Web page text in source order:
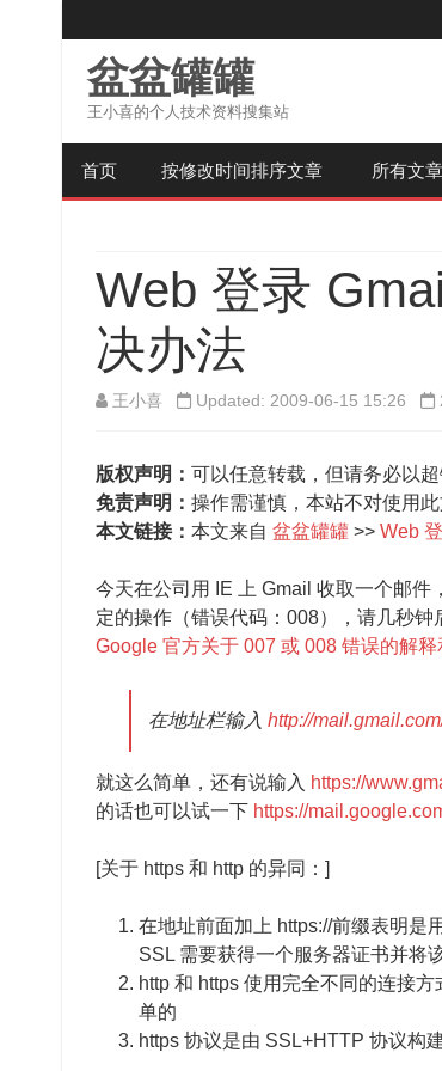
盆盆罐罐
王小喜的个人技术资料搜集站
首页 按修改时间排序文章 所有文章
Web 登录
决办法
王小喜 Updated: 2009-06-15 15:26
版权声明： 可以任意转载，但请务必以
免责声明： 操作需谨慎，本站不对使用
本文链接： 本文来自 盆盆罐罐 >> Web
今天在公司用 IE 上 Gmail 收取一个邮
定的操作（错误代码：008），请几秒
Google 官方关于 007 或 008 错误的解
在地址栏输入 http://
就这么简单，还有说输入 https://
的话也可以试一下 https://
[关于 https 和 http 的异同：]
在地址前面加上 https://前缀表明是
SSL 需要获得一个服务器证书并将
http 和 https 使用完全不同的连接
单的
https 协议是由 SSL+HTTP 协议构